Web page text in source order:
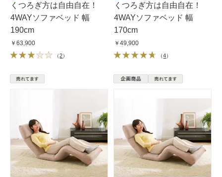
くつろぎ方は自由自在！
4WAYソファベッド 幅
190cm
￥63,900
（2）
くつろぎ方は自由自在！
4WAYソファベッド 幅
170cm
￥49,900
（4）